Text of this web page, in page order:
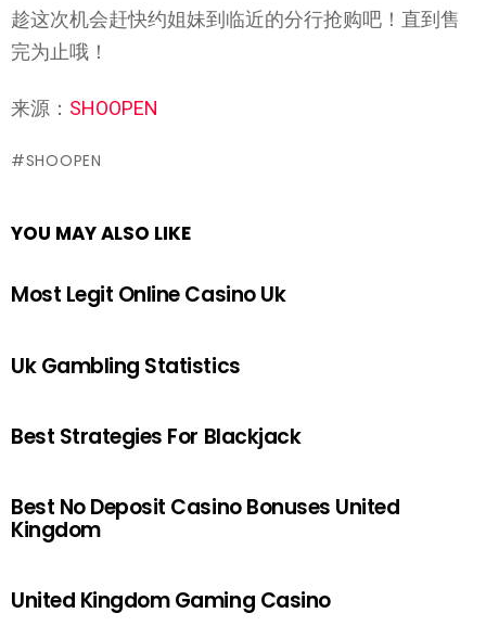
趁这次机会赶快约姐妹到临近的分行抢购吧！直到售
完为止哦！
来源： SHOOPEN
SHOOPEN
YOU MAY ALSO LIKE
Most Legit Online Casino Uk
Uk Gambling Statistics
Best Strategies For Blackjack
Best No Deposit Casino Bonuses United
Kingdom
United Kingdom Gaming Casino